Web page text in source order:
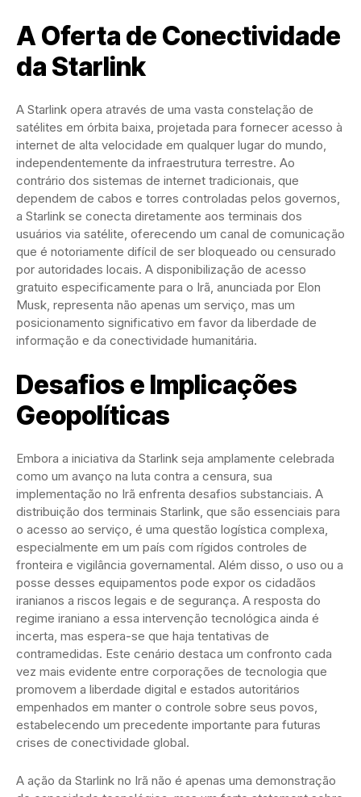
A Oferta de Conectividade
da Starlink
A Starlink opera através de uma vasta constelação de
satélites em órbita baixa, projetada para fornecer acesso à
internet de alta velocidade em qualquer lugar do mundo,
independentemente da infraestrutura terrestre. Ao
contrário dos sistemas de internet tradicionais, que
dependem de cabos e torres controladas pelos governos,
a Starlink se conecta diretamente aos terminais dos
usuários via satélite, oferecendo um canal de comunicação
que é notoriamente difícil de ser bloqueado ou censurado
por autoridades locais. A disponibilização de acesso
gratuito especificamente para o Irã, anunciada por Elon
Musk, representa não apenas um serviço, mas um
posicionamento significativo em favor da liberdade de
informação e da conectividade humanitária.
Desafios e Implicações
Geopolíticas
Embora a iniciativa da Starlink seja amplamente celebrada
como um avanço na luta contra a censura, sua
implementação no Irã enfrenta desafios substanciais. A
distribuição dos terminais Starlink, que são essenciais para
o acesso ao serviço, é uma questão logística complexa,
especialmente em um país com rígidos controles de
fronteira e vigilância governamental. Além disso, o uso ou a
posse desses equipamentos pode expor os cidadãos
iranianos a riscos legais e de segurança. A resposta do
regime iraniano a essa intervenção tecnológica ainda é
incerta, mas espera-se que haja tentativas de
contramedidas. Este cenário destaca um confronto cada
vez mais evidente entre corporações de tecnologia que
promovem a liberdade digital e estados autoritários
empenhados em manter o controle sobre seus povos,
estabelecendo um precedente importante para futuras
crises de conectividade global.
A ação da Starlink no Irã não é apenas uma demonstração